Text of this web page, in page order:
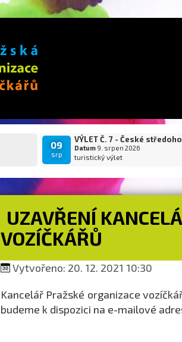
09
srp
VÝLET Č. 7 - České
Datum 9. srpen 2026
turistický výlet
UZAVŘENÍ
VOZÍČKÁŘŮ
Vytvořeno: 20. 12. 2021 10:30
Kancelář Pražské organizace
budeme k dispozici na e-mailové